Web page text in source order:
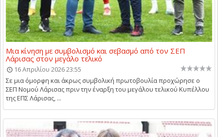
Μια κίνηση με συμβολισμό και σεβασμό από τον ΣΕΠ
Λάρισας στον μεγάλο τελικό
16 Απριλίου 2026 23:55
Σε μια όμορφη και άκρως συμβολική πρωτοβουλία προχώρησε ο
ΣΕΠ Νομού Λάρισας πριν την έναρξη του μεγάλου τελικού Κυπέλλου
της ΕΠΣ Λάρισας, ...